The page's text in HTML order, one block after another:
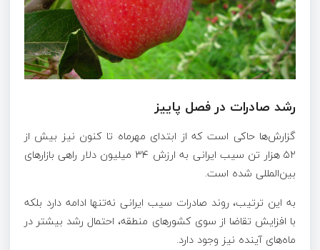
رشد صادرات در فصل پاییز
گزارش‌ها حاکی است که از ابتدای مهرماه تا کنون نیز بیش از
۵۲ هزار تن سیب ایرانی به ارزش ۳۴ میلیون دلار راهی بازار‌های
بین‌المللی شده است.
به این ترتیب، روند صادرات سیب ایرانی نه‌تنها ادامه دارد بلکه
با افزایش تقاضا از سوی کشور‌های منطقه، احتمال رشد بیشتر در
ماه‌های آینده نیز وجود دارد.